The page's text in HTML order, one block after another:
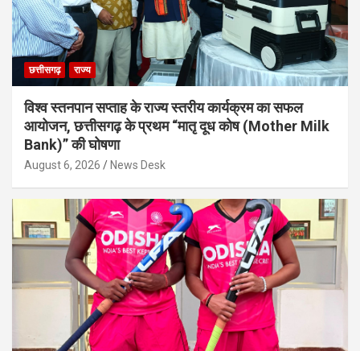
छत्तीसगढ़ राज्य
विश्व स्तनपान सप्ताह के राज्य स्तरीय कार्यक्रम का सफल
आयोजन, छत्तीसगढ़ के प्रथम “मातृ दूध कोष (Mother Milk
Bank)” की घोषणा
August 6, 2026 News Desk